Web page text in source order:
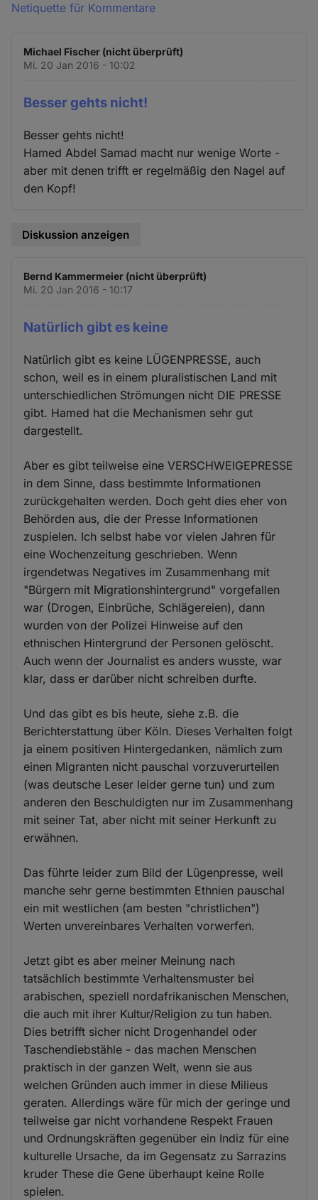
Netiquette für Kommentare
Michael Fischer (nicht überprüft)
Mi. 20 Jan 2016 - 10:02
Besser gehts nicht!
Besser gehts nicht!
Hamed Abdel Samad macht nur wenige Worte -
aber mit denen trifft er regelmäßig den Nagel auf
den Kopf!
Diskussion anzeigen
Bernd Kammermeier (nicht überprüft)
Mi. 20 Jan 2016 - 10:17
Natürlich gibt es keine
Natürlich gibt es keine LÜGENPRESSE, auch
schon, weil es in einem pluralistischen Land mit
unterschiedlichen Strömungen nicht DIE PRESSE
gibt. Hamed hat die Mechanismen sehr gut
dargestellt.
Aber es gibt teilweise eine VERSCHWEIGEPRESSE
in dem Sinne, dass bestimmte Informationen
zurückgehalten werden. Doch geht dies eher von
Behörden aus, die der Presse Informationen
zuspielen. Ich selbst habe vor vielen Jahren für
eine Wochenzeitung geschrieben. Wenn
irgendetwas Negatives im Zusammenhang mit
"Bürgern mit Migrationshintergrund" vorgefallen
war (Drogen, Einbrüche, Schlägereien), dann
wurden von der Polizei Hinweise auf den
ethnischen Hintergrund der Personen gelöscht.
Auch wenn der Journalist es anders wusste, war
klar, dass er darüber nicht schreiben durfte.
Und das gibt es bis heute, siehe z.B. die
Berichterstattung über Köln. Dieses Verhalten folgt
ja einem positiven Hintergedanken, nämlich zum
einen Migranten nicht pauschal vorzuverurteilen
(was deutsche Leser leider gerne tun) und zum
anderen den Beschuldigten nur im Zusammenhang
mit seiner Tat, aber nicht mit seiner Herkunft zu
erwähnen.
Das führte leider zum Bild der Lügenpresse, weil
manche sehr gerne bestimmten Ethnien pauschal
ein mit westlichen (am besten "christlichen")
Werten unvereinbares Verhalten vorwerfen.
Jetzt gibt es aber meiner Meinung nach
tatsächlich bestimmte Verhaltensmuster bei
arabischen, speziell nordafrikanischen Menschen,
die auch mit ihrer Kultur/Religion zu tun haben.
Dies betrifft sicher nicht Drogenhandel oder
Taschendiebstähle - das machen Menschen
praktisch in der ganzen Welt, wenn sie aus
welchen Gründen auch immer in diese Milieus
geraten. Allerdings wäre für mich der geringe und
teilweise gar nicht vorhandene Respekt Frauen
und Ordnungskräften gegenüber ein Indiz für eine
kulturelle Ursache, da im Gegensatz zu Sarrazins
kruder These die Gene überhaupt keine Rolle
spielen.